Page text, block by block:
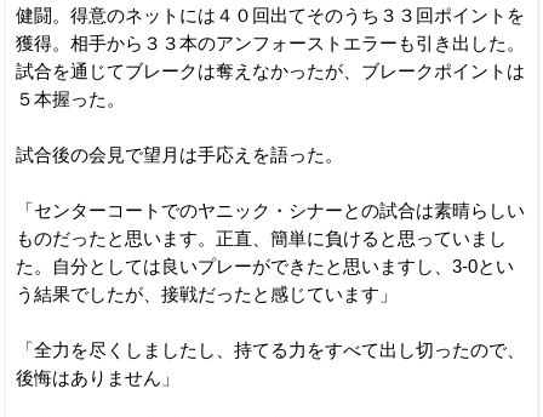
健闘。得意のネットには４０回出てそのうち３３回ポイントを
獲得。相手から３３本のアンフォーストエラーも引き出した。
試合を通じてブレークは奪えなかったが、ブレークポイントは
５本握った。
試合後の会見で望月は手応えを語った。
「センターコートでのヤニック・シナーとの試合は素晴らしい
ものだったと思います。正直、簡単に負けると思っていまし
た。自分としては良いプレーができたと思いますし、3-0とい
う結果でしたが、接戦だったと感じています」
「全力を尽くしましたし、持てる力をすべて出し切ったので、
後悔はありません」